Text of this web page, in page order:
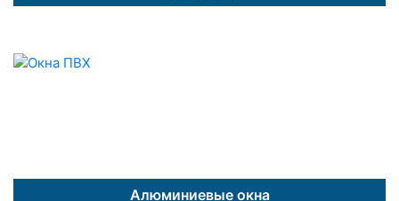
Алюминиевые окна